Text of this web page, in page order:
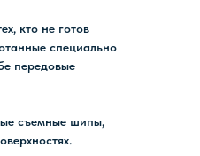
кто не готов
специально
передовые
съемные шипы,